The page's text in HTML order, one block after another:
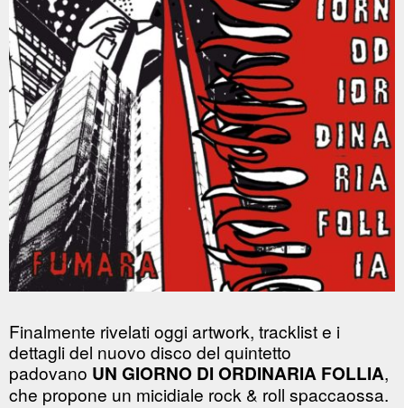
Finalmente rivelati oggi artwork, tracklist e i
dettagli del nuovo disco del quintetto
padovano UN GIORNO DI ORDINARIA FOLLIA,
che propone un micidiale rock & roll spaccaossa.